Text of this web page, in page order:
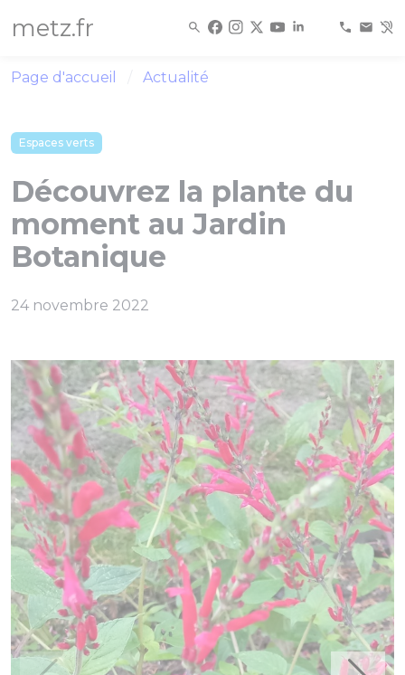
metz.fr
Page d'accueil Actualité
Espaces verts
Découvrez la plante du
moment au Jardin
Botanique
24 novembre 2022